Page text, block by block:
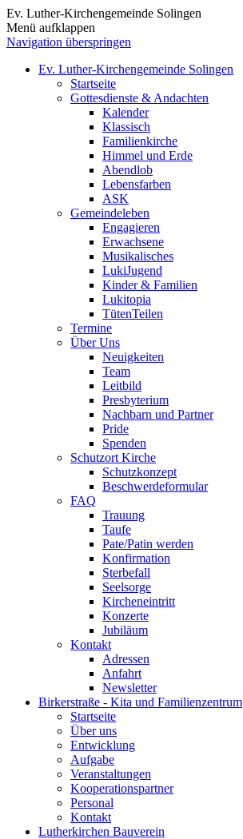
Ev. Luther-Kirchengemeinde Solingen
Menü aufklappen
Navigation überspringen
Ev. Luther-Kirchengemeinde Solingen
Startseite
Gottesdienste & Andachten
Kalender
Klassisch
Familienkirche
Himmel und Erde
Abendlob
Lebensfarben
ASK
Gemeindeleben
Engagieren
Erwachsene
Musikalisches
LukiJugend
Kinder & Familien
Lukitopia
TütenTeilen
Termine
Über Uns
Neuigkeiten
Team
Leitbild
Presbyterium
Nachbarn und Partner
Pride
Spenden
Schutzort Kirche
Schutzkonzept
Beschwerdeformular
FAQ
Trauung
Taufe
Pate/Patin werden
Konfirmation
Sterbefall
Seelsorge
Kircheneintritt
Konzerte
Jubiläum
Kontakt
Adressen
Anfahrt
Newsletter
Birkerstraße - Kita und Familienzentrum
Startseite
Über uns
Entwicklung
Aufgabe
Veranstaltungen
Kooperationspartner
Personal
Kontakt
Lutherkirchen Bauverein